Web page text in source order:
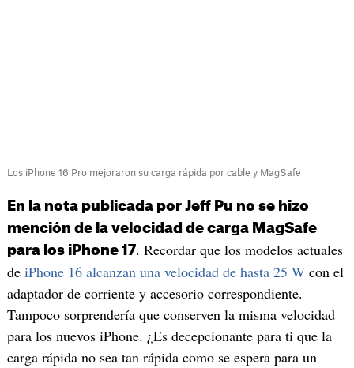
Los iPhone 16 Pro mejoraron su carga rápida por cable y MagSafe
En la nota publicada por Jeff Pu no se hizo
mención de la velocidad de carga MagSafe
para los iPhone 17. Recordar que los modelos actuales
de iPhone 16 alcanzan una velocidad de hasta 25 Wcon el
adaptador de corriente y accesorio correspondiente.
Tampoco sorprendería que conserven la misma velocidad
para los nuevos iPhone. ¿Es decepcionante para ti que la
carga rápida no sea tan rápida como se espera para un